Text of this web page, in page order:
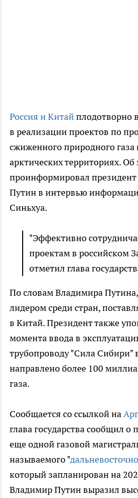
Россия и Китайплодотворно
в реализации проектов по
сжиженного природного
арктических территориях. Об
проинформировал
Путин в интервью
Синьхуа.
"Эффективно
проектам в российском
отметил глава
По словам Владимира Путина,
лидером среди стран,
в Китай. Президент также
момента ввода в
трубопроводу "Сила Сибири"
направлено более 100
газа.
Сообщается со ссылкой на
глава государства сообщил о
еще одной газовой
называемого "
который запланирован на
Владимир Путин выразил